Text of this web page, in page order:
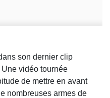
son dernier clip
Une vidéo tournée
de mettre en avant
nombreuses armes de